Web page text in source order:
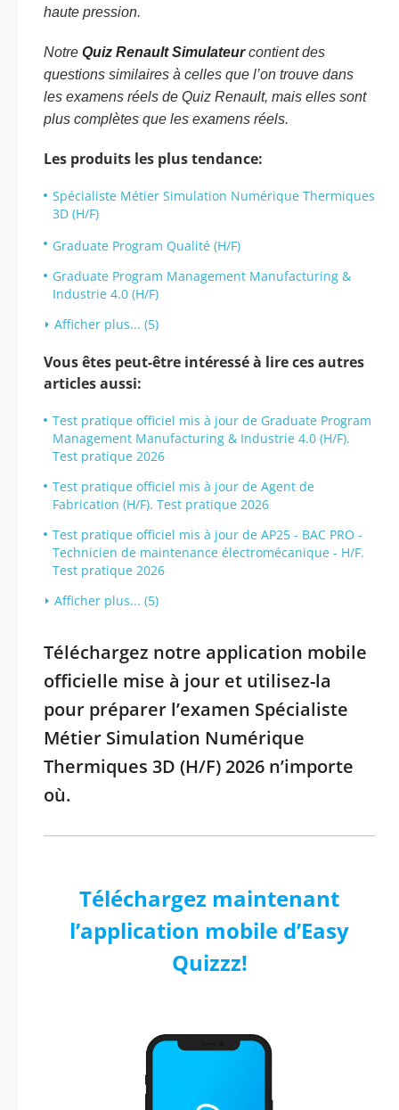
haute pression.
Notre Quiz Renault Simulateurcontient des
questions similaires à celles que l’on trouve dans
les examens réels de Quiz Renault, mais elles sont
plus complètes que les examens réels.
Les produits les plus tendance:
Spécialiste Métier Simulation Numérique Thermiques
3D (H/F)
Graduate Program Qualité (H/F)
Graduate Program Management Manufacturing &
Industrie 4.0 (H/F)
Afficher plus... (5)
Vous êtes peut-être intéressé à lire ces autres
articles aussi:
Test pratique officiel mis à jour de Graduate Program
Management Manufacturing & Industrie 4.0 (H/F).
Test pratique 2026
Test pratique officiel mis à jour de Agent de
Fabrication (H/F). Test pratique 2026
Test pratique officiel mis à jour de AP25 - BAC PRO -
Technicien de maintenance électromécanique - H/F.
Test pratique 2026
Afficher plus... (5)
Téléchargez notre application mobile
officielle mise à jour et utilisez-la
pour préparer l’examen Spécialiste
Métier Simulation Numérique
Thermiques 3D (H/F) 2026 n’importe
où.
Téléchargez maintenant
l’application mobile d’Easy
Quizzz!